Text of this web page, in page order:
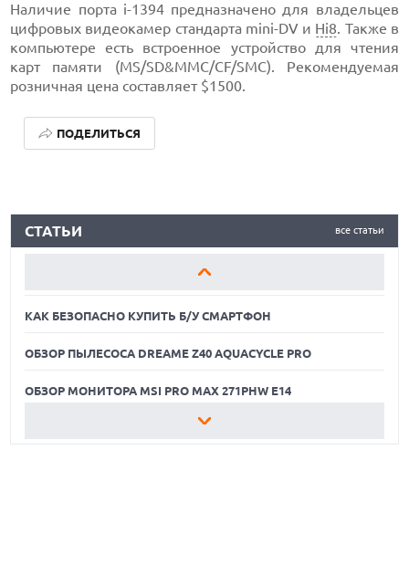
Наличие порта i-1394 предназначено для владельцев
цифровых видеокамер стандарта mini-DV и Hi8. Также в
компьютере есть встроенное устройство для чтения
карт памяти (MS/SD&MMC/CF/SMC). Рекомендуемая
розничная цена составляет $1500.
ПОДЕЛИТЬСЯ
все статьи
СТАТЬИ
ОБЗОР МОНИТОРА MSI PRO MAX 271PHW E14
КАК БЕЗОПАСНО КУПИТЬ Б/У СМАРТФОН
ОБЗОР ПЫЛЕСОСА DREAME Z40 AQUACYCLE PRO
ОБЗОР МОНИТОРА MSI PRO MAX 271PHW E14
КАК БЕЗОПАСНО КУПИТЬ Б/У СМАРТФОН